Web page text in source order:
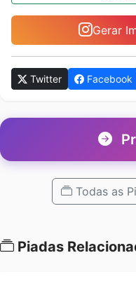
Gerar
Twitter Facebook
Todas as
Piadas